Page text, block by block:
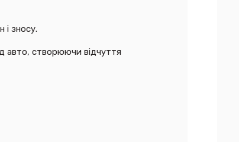
і зносу.
авто, створюючи відчуття